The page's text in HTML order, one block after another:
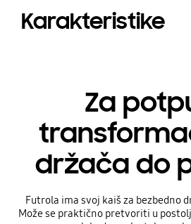
Karakteristike
Za
držača do
Futrola ima svoj kaiš za bezbedno
Može se praktično pretvoriti u